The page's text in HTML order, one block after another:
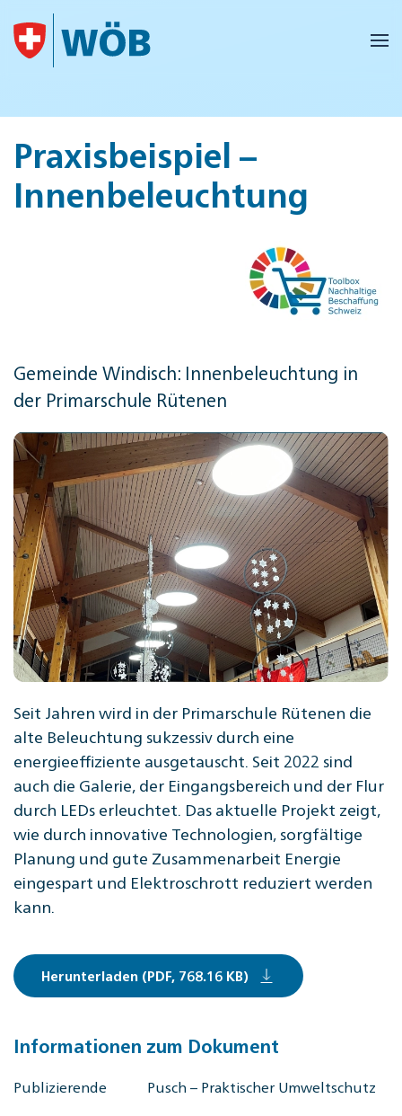
Skip to main content
Praxisbeispiel –
Innenbeleuchtung
Gemeinde Windisch: Innenbeleuchtung in
der Primarschule Rütenen
Seit Jahren wird in der Primarschule Rütenen die
alte Beleuchtung sukzessiv durch eine
energieeffiziente ausgetauscht. Seit 2022 sind
auch die Galerie, der Eingangsbereich und der Flur
durch LEDs erleuchtet. Das aktuelle Projekt zeigt,
wie durch innovative Technologien, sorgfältige
Planung und gute Zusammenarbeit Energie
eingespart und Elektroschrott reduziert werden
kann.
Herunterladen (PDF, 768.16 KB)
Informationen zum Dokument
Publizierende Pusch – Praktischer Umweltschutz